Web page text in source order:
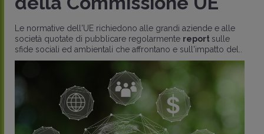
Le normative dell'UE richiedono alle grandi aziende e alle
società quotate di pubblicare regolarmente report sulle
sfide sociali ed ambientali che affrontano e sull'impatto del..